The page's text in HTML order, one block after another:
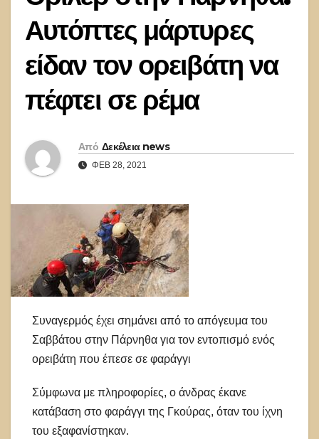
Αυτόπτες μάρτυρες
είδαν τον ορειβάτη να
πέφτει σε ρέμα
Από Δεκέλεια news
ΦΕΒ 28, 2021
Συναγερμός έχει σημάνει από το απόγευμα του
Σαββάτου στην Πάρνηθα για τον εντοπισμό ενός
ορειβάτη που έπεσε σε φαράγγι
Σύμφωνα με πληροφορίες, ο άνδρας έκανε
κατάβαση στο φαράγγι της Γκούρας, όταν του ίχνη
του εξαφανίστηκαν.